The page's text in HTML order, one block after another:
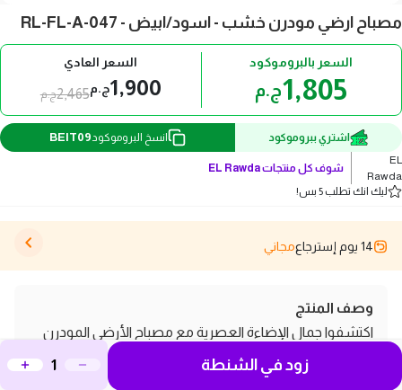
مصباح ارضي مودرن خشب - اسود/ابيض - RL-FL-A-047
السعر بالبروموكود
1,805ج.م
السعر العادي
1,900ج.م2,465ج.م
اشتري ببروموكود انسخ البروموكود BEIT09
EL
Rawda
شوف كل منتجاتEL Rawda
ليك انك تطلب 5 بس!
14 يوم إسترجاع مجاني
وصف المنتج
اكتشفوا جمال الإضاءة العصرية مع مصباح الأرضي المودرن
من EL Rawda، الذي يجمع بين الأناقة والوظائف العملية. يأتي
زود في الشنطة